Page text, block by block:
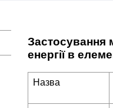
Застосування
енергії в
Назва